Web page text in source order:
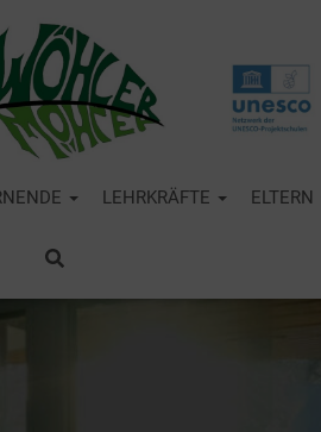
LEHRKRÄFTE ELTERN